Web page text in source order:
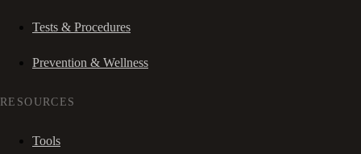
Tests & Procedures
Prevention & Wellness
RESOURCES
Tools